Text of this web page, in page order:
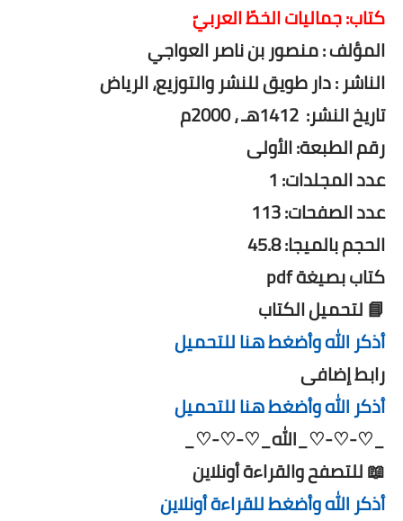
كتاب: جماليات الخطّ العربيّ
المؤلف : منصور بن ناصر العواجي
الناشر : دار طويق للنشر والتوزيع، الرياض
تاريخ النشر: 1412هـ ، 2000م
رقم الطبعة: الأولى
عدد المجلدات: 1
عدد الصفحات: 113
الحجم بالميجا: 45.8
كتاب بصيغة pdf
📘 لتحميل الكتاب
أذكر الله وأضغط هنا للتحميل
رابط إضافى
أذكر الله وأضغط هنا للتحميل
_♡-♡-♡_الله_♡-♡-♡_
📖 للتصفح والقراءة أونلاين
أذكر الله وأضغط للقراءة أونلاين